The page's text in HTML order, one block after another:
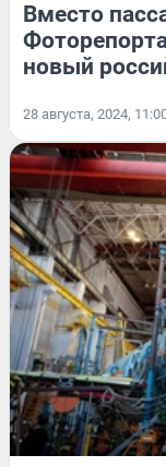
Вместо
новый
28 августа, 2024,